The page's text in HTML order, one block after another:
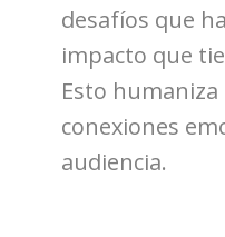
desafíos que
impacto que
Esto
conexiones
audiencia.